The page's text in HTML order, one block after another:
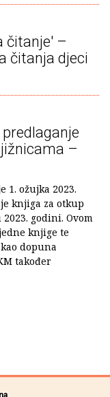
čitanje' –
čitanja djeci
–
ožujka 2023.
knjiga za otkup
godini. Ovom
knjige te
dopuna
također